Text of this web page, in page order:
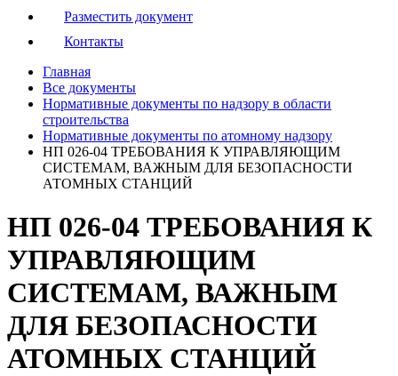
Разместить документ
Контакты
Главная
Все документы
Нормативные документы по надзору в области
строительства
Нормативные документы по атомному надзору
НП 026-04 ТРЕБОВАНИЯ К УПРАВЛЯЮЩИМ
СИСТЕМАМ, ВАЖНЫМ ДЛЯ БЕЗОПАСНОСТИ
АТОМНЫХ СТАНЦИЙ
НП 026-04 ТРЕБОВАНИЯ К
УПРАВЛЯЮЩИМ
СИСТЕМАМ, ВАЖНЫМ
ДЛЯ БЕЗОПАСНОСТИ
АТОМНЫХ СТАНЦИЙ